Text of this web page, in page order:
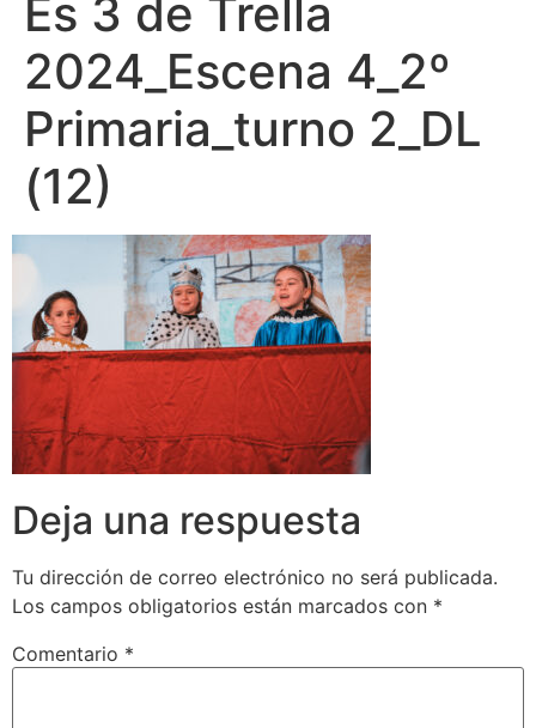
Es 3 de Trella
2024_Escena 4_2º
Primaria_turno 2_DL
(12)
Deja una respuesta
Tu dirección de correo electrónico no será publicada.
Los campos obligatorios están marcados con *
Comentario *